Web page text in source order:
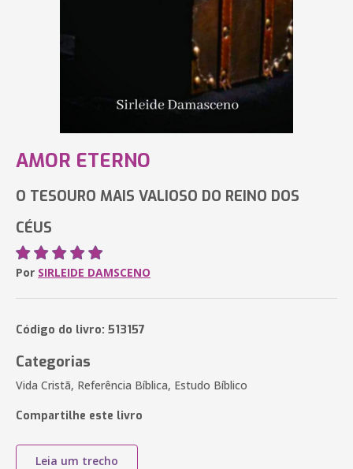
AMOR ETERNO
O TESOURO MAIS VALIOSO DO REINO DOS
CÉUS
Por SIRLEIDE DAMSCENO
Código do livro: 513157
Categorias
Vida Cristã, Referência Bíblica, Estudo Bíblico
Compartilhe este livro
Leia um trecho